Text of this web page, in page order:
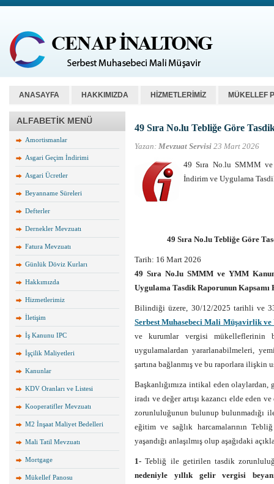
ANASAYFA HAKKIMIZDA HİZMETLERİMİZ MÜKELLEF
ALFABETİK MENÜ
Amortismanlar
Asgari Geçim İndirimi
Asgari Ücretler
Beyanname Süreleri
Defterler
Dernekler Mevzuatı
Fatura Mevzuatı
Günlük Döviz Kurları
Hakkımızda
Hizmetlerimiz
İletişim
İş Kanunu IPC
İşçilik Maliyetleri
Kanunlar
KDV Oranları ve Listesi
Kooperatifler Mevzuatı
M2 İnşaat Maliyet Bedelleri
Mali Tatil Mevzuatı
Mortgage
Mükellef Panosu
49 Sıra No.lu Tebliğe Göre
Yazan: Mevzuat Servisi 23 Mart 2026
49 Sıra No.lu SMMM
İndirim ve Uygulama
49 Sıra No.lu Tebliğe Göre
Tarih: 16 Mart 2026
49 Sıra No.lu SMMM ve YMM
Uygulama Tasdik Raporunun Kapsamı
Bilindiği üzere, 30/12/2025 tarihli ve
Serbest Muhasebeci Mali Müşavirlik
ve kurumlar vergisi mükelleflerinin
uygulamalardan yararlanabilmeleri,
şartına bağlanmış ve bu raporlara ilişkin
Başkanlığımıza intikal eden
iradı ve değer artışı kazancı elde
zorunluluğunun bulunup bulunmadığı
eğitim ve sağlık harcamalarının
yaşandığı anlaşılmış olup aşağıdaki
1- Tebliğ ile getirilen tasdik
nedeniyle yıllık gelir vergisi